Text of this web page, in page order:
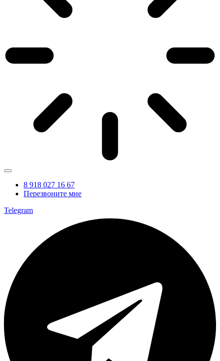
8 918 027 16 67
Перезвоните мне
Telegram